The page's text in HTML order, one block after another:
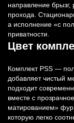
направление
прохода.
а исполнение «с
приватности.
Цвет
Комплект PSS —
добавляет чистый
подходит
вместе с
матированием»
которую легко